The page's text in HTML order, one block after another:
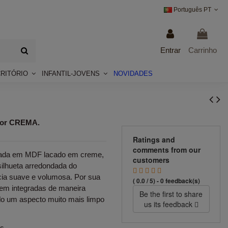
Português PT
Entrar Carrinho
INFANTIL-JOVENS NOVIDADES
CREMA.
em MDF lacado em creme,
arredondada do
suave e volumosa. Por sua
integradas de maneira
um aspecto muito mais limpo
Ratings and
comments from our
customers
( 0.0 / 5) - 0 feedback(s)
Be the first to share
us its feedback